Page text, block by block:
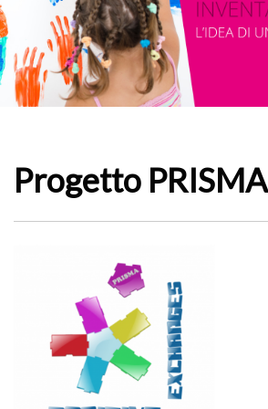
Progetto PRISMA